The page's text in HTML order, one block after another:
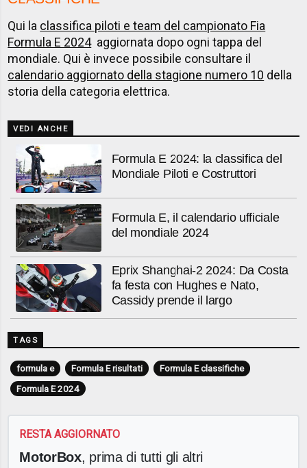
Qui la classifica piloti e team del campionato Fia
Formula E 2024aggiornata dopo ogni tappa del
mondiale. Qui è invece possibile consultare il
calendario aggiornato della stagione numero 10 della
storia della categoria elettrica.
VEDI ANCHE
Formula E 2024: la classifica del
Mondiale Piloti e Costruttori
Formula E, il calendario ufficiale
del mondiale 2024
Eprix Shanghai-2 2024: Da Costa
fa festa con Hughes e Nato,
Cassidy prende il largo
TAGS
formula e Formula E risultati
Formula E classifiche
Formula E 2024
RESTA AGGIORNATO
MotorBox, prima di tutti gli altri